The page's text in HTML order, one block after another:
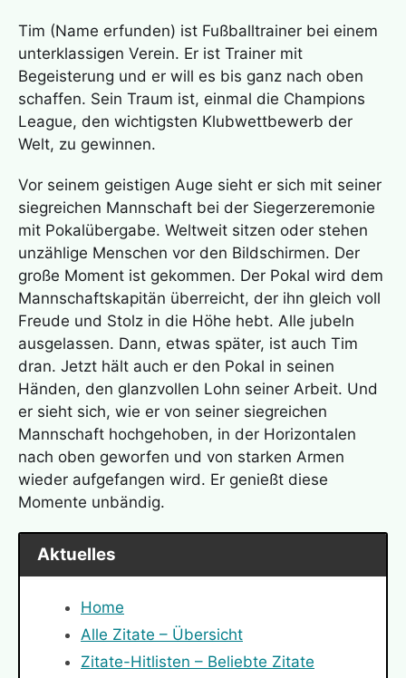
Tim (Name erfunden) ist Fußballtrainer bei einem
unterklassigen Verein. Er ist Trainer mit
Begeisterung und er will es bis ganz nach oben
schaffen. Sein Traum ist, einmal die Champions
League, den wichtigsten Klubwettbewerb der
Welt, zu gewinnen.
Vor seinem geistigen Auge sieht er sich mit seiner
siegreichen Mannschaft bei der Siegerzeremonie
mit Pokalübergabe. Weltweit sitzen oder stehen
unzählige Menschen vor den Bildschirmen. Der
große Moment ist gekommen. Der Pokal wird dem
Mannschaftskapitän überreicht, der ihn gleich voll
Freude und Stolz in die Höhe hebt. Alle jubeln
ausgelassen. Dann, etwas später, ist auch Tim
dran. Jetzt hält auch er den Pokal in seinen
Händen, den glanzvollen Lohn seiner Arbeit. Und
er sieht sich, wie er von seiner siegreichen
Mannschaft hochgehoben, in der Horizontalen
nach oben geworfen und von starken Armen
wieder aufgefangen wird. Er genießt diese
Momente unbändig.
Aktuelles
Home
Alle Zitate – Übersicht
Zitate-Hitlisten – Beliebte Zitate